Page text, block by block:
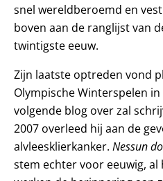
snel wereldberoemd en
boven aan de ranglijst van
twintigste eeuw.
Zijn laatste optreden vond
Olympische Winterspelen
volgende blog over zal
2007 overleed hij aan de
alvleesklierkanker. Nessun
stem echter voor eeuwig,